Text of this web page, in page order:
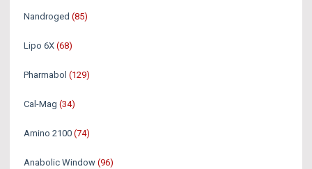
Nandroged (85)
Lipo 6X (68)
Pharmabol (129)
Cal-Mag (34)
Amino 2100 (74)
Anabolic Window (96)